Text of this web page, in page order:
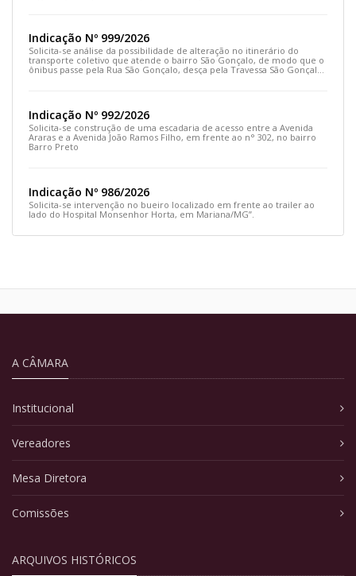
Indicação Nº 999/2026
Solicita-se análise da possibilidade de alteração no itinerário do
transporte coletivo que atende o bairro São Gonçalo, de modo que o
ônibus passe pela Rua São Gonçalo, desça pela Travessa São Gonçalo
Indicação Nº 992/2026
Solicita-se construção de uma escadaria de acesso entre a Avenida
Araras e a Avenida João Ramos Filho, em frente ao n° 302, no bairro
Barro Preto
Indicação Nº 986/2026
Solicita-se intervenção no bueiro localizado em frente ao trailer ao
lado do Hospital Monsenhor Horta, em Mariana/MG”.
A CÂMARA
Institucional
Vereadores
Mesa Diretora
Comissões
ARQUIVOS HISTÓRICOS